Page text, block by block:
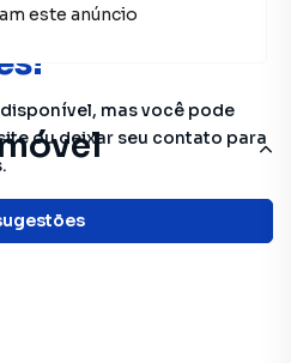
novas
mas você pode
ou deixar seu contato para
este anúncio